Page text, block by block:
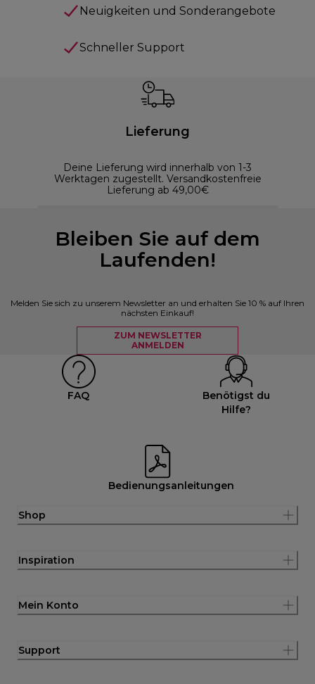
Neuigkeiten und Sonderangebote
Schneller Support
Lieferung
Deine Lieferung wird innerhalb von 1-3
Werktagen zugestellt. Versandkostenfreie
Lieferung ab 49,00€
Bleiben Sie auf dem
Laufenden!
Melden Sie sich zu unserem Newsletter an und erhalten Sie 10 % auf Ihren
nächsten Einkauf!
ZUM NEWSLETTER
ANMELDEN
FAQ
Benötigst du
Hilfe?
Bedienungsanleitungen
Shop
Inspiration
Mein Konto
Support